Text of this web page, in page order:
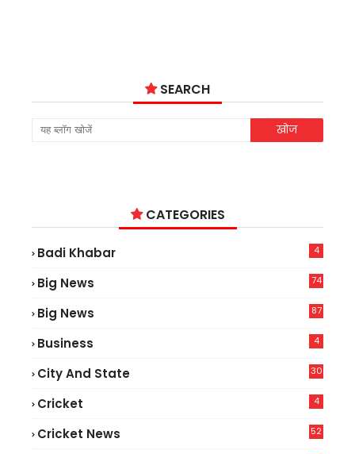
SEARCH
CATEGORIES
Badi Khabar 4
Big News
74
Big News
87
Business 4
City And State 30
Cricket 4
Cricket News
52